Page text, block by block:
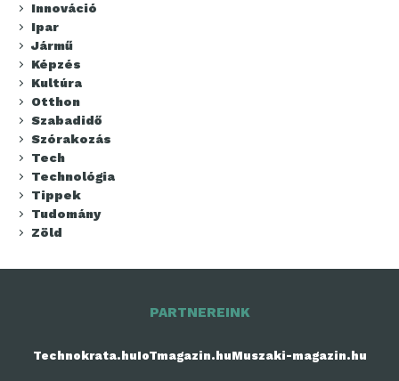
Innováció
Ipar
Jármű
Képzés
Kultúra
Otthon
Szabadidő
Szórakozás
Tech
Technológia
Tippek
Tudomány
Zöld
PARTNEREINK
Technokrata.huIoTmagazin.huMuszaki-magazin.hu